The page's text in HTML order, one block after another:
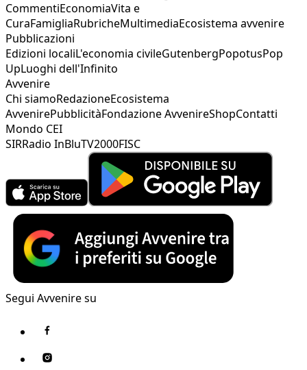
CommentiEconomiaVita e
CuraFamigliaRubricheMultimediaEcosistema avvenire
Pubblicazioni
Edizioni localiL'economia civileGutenbergPopotusPop
UpLuoghi dell'Infinito
Avvenire
Chi siamoRedazioneEcosistema
AvvenirePubblicitàFondazione AvvenireShopContatti
Mondo CEI
SIRRadio InBluTV2000FISC
Segui Avvenire su